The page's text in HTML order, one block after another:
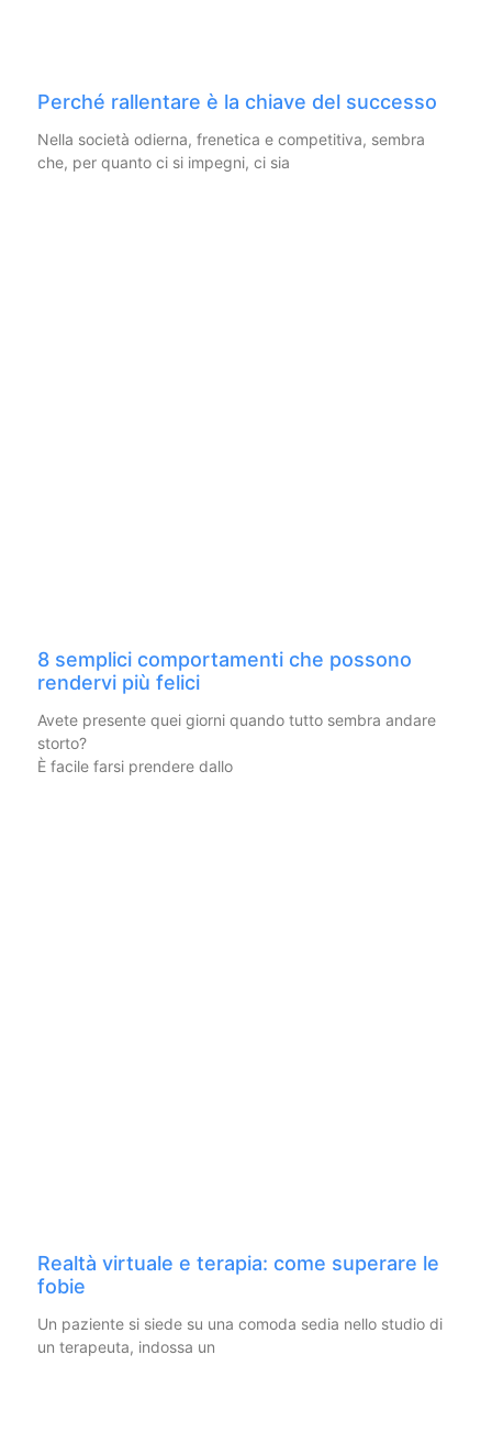
Perché rallentare è la chiave del successo
Nella società odierna, frenetica e competitiva, sembra
che, per quanto ci si impegni, ci sia
8 semplici comportamenti che possono
rendervi più felici
Avete presente quei giorni quando tutto sembra andare
storto?
È facile farsi prendere dallo
Realtà virtuale e terapia: come superare le
fobie
Un paziente si siede su una comoda sedia nello studio di
un terapeuta, indossa un